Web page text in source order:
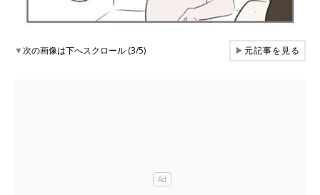
▼次の画像は下へスクロール (3/5) ▶元記事を見る